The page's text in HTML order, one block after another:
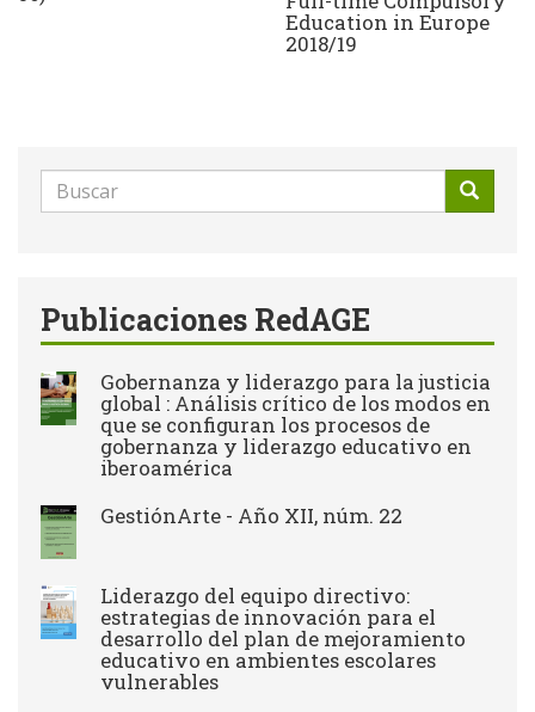
Education in Europe
2018/19
Formulario
de
Publicaciones RedAGE
Gobernanza y liderazgo para la justicia
global : Análisis crítico de los modos en
que se configuran los procesos de
gobernanza y liderazgo educativo en
iberoamérica
GestiónArte - Año XII, núm. 22
Liderazgo del equipo directivo:
estrategias de innovación para el
desarrollo del plan de mejoramiento
educativo en ambientes escolares
vulnerables